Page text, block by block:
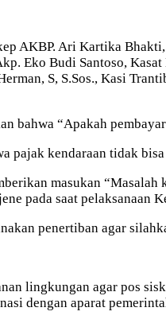
AKBP. Ari Kartika
Eko Budi Santoso,
S, S.Sos., Kasi
bahwa “Apakah
pajak kendaraan tidak
masukan
pada saat pelaksanaan
penertiban agar
lingkungan agar pos
dengan aparat